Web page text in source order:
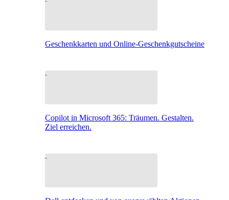
Geschenkkarten und Online-Geschenkgutscheine
Copilot in Microsoft 365: Träumen. Gestalten.
Ziel erreichen.